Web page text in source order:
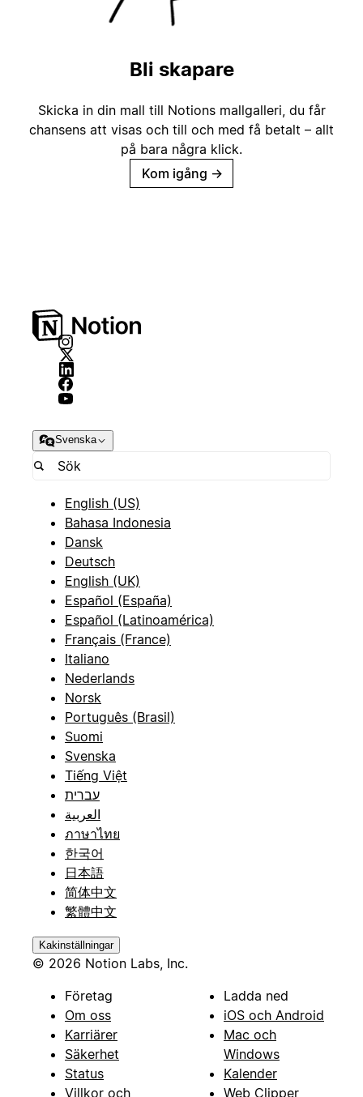
Bli skapare
Skicka in din mall till Notions mallgalleri, du får
chansens att visas och till och med få betalt – allt
på bara några klick.
Kom igång →
Svenska
English (US)
Bahasa Indonesia
Dansk
Deutsch
English (UK)
Español (España)
Español (Latinoamérica)
Français (France)
Italiano
Nederlands
Norsk
Português (Brasil)
Suomi
Svenska
Tiếng Việt
עברית
العربية
ภาษาไทย
한국어
日本語
简体中文
繁體中文
Kakinställningar
© 2026 Notion Labs, Inc.
Företag
Om oss
Karriärer
Säkerhet
Status
Villkor och
Ladda ned
iOS och Android
Mac och
Windows
Kalender
Web Clipper